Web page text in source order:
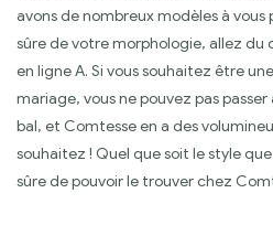
avons de nombreux modèles à vous
sûre de votre morphologie, allez du
en ligne A. Si vous souhaitez être
mariage, vous ne pouvez pas
bal, et Comtesse en a des
souhaitez ! Quel que soit le style
sûre de pouvoir le trouver chez